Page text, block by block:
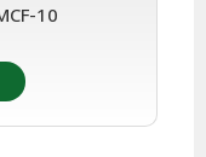
10